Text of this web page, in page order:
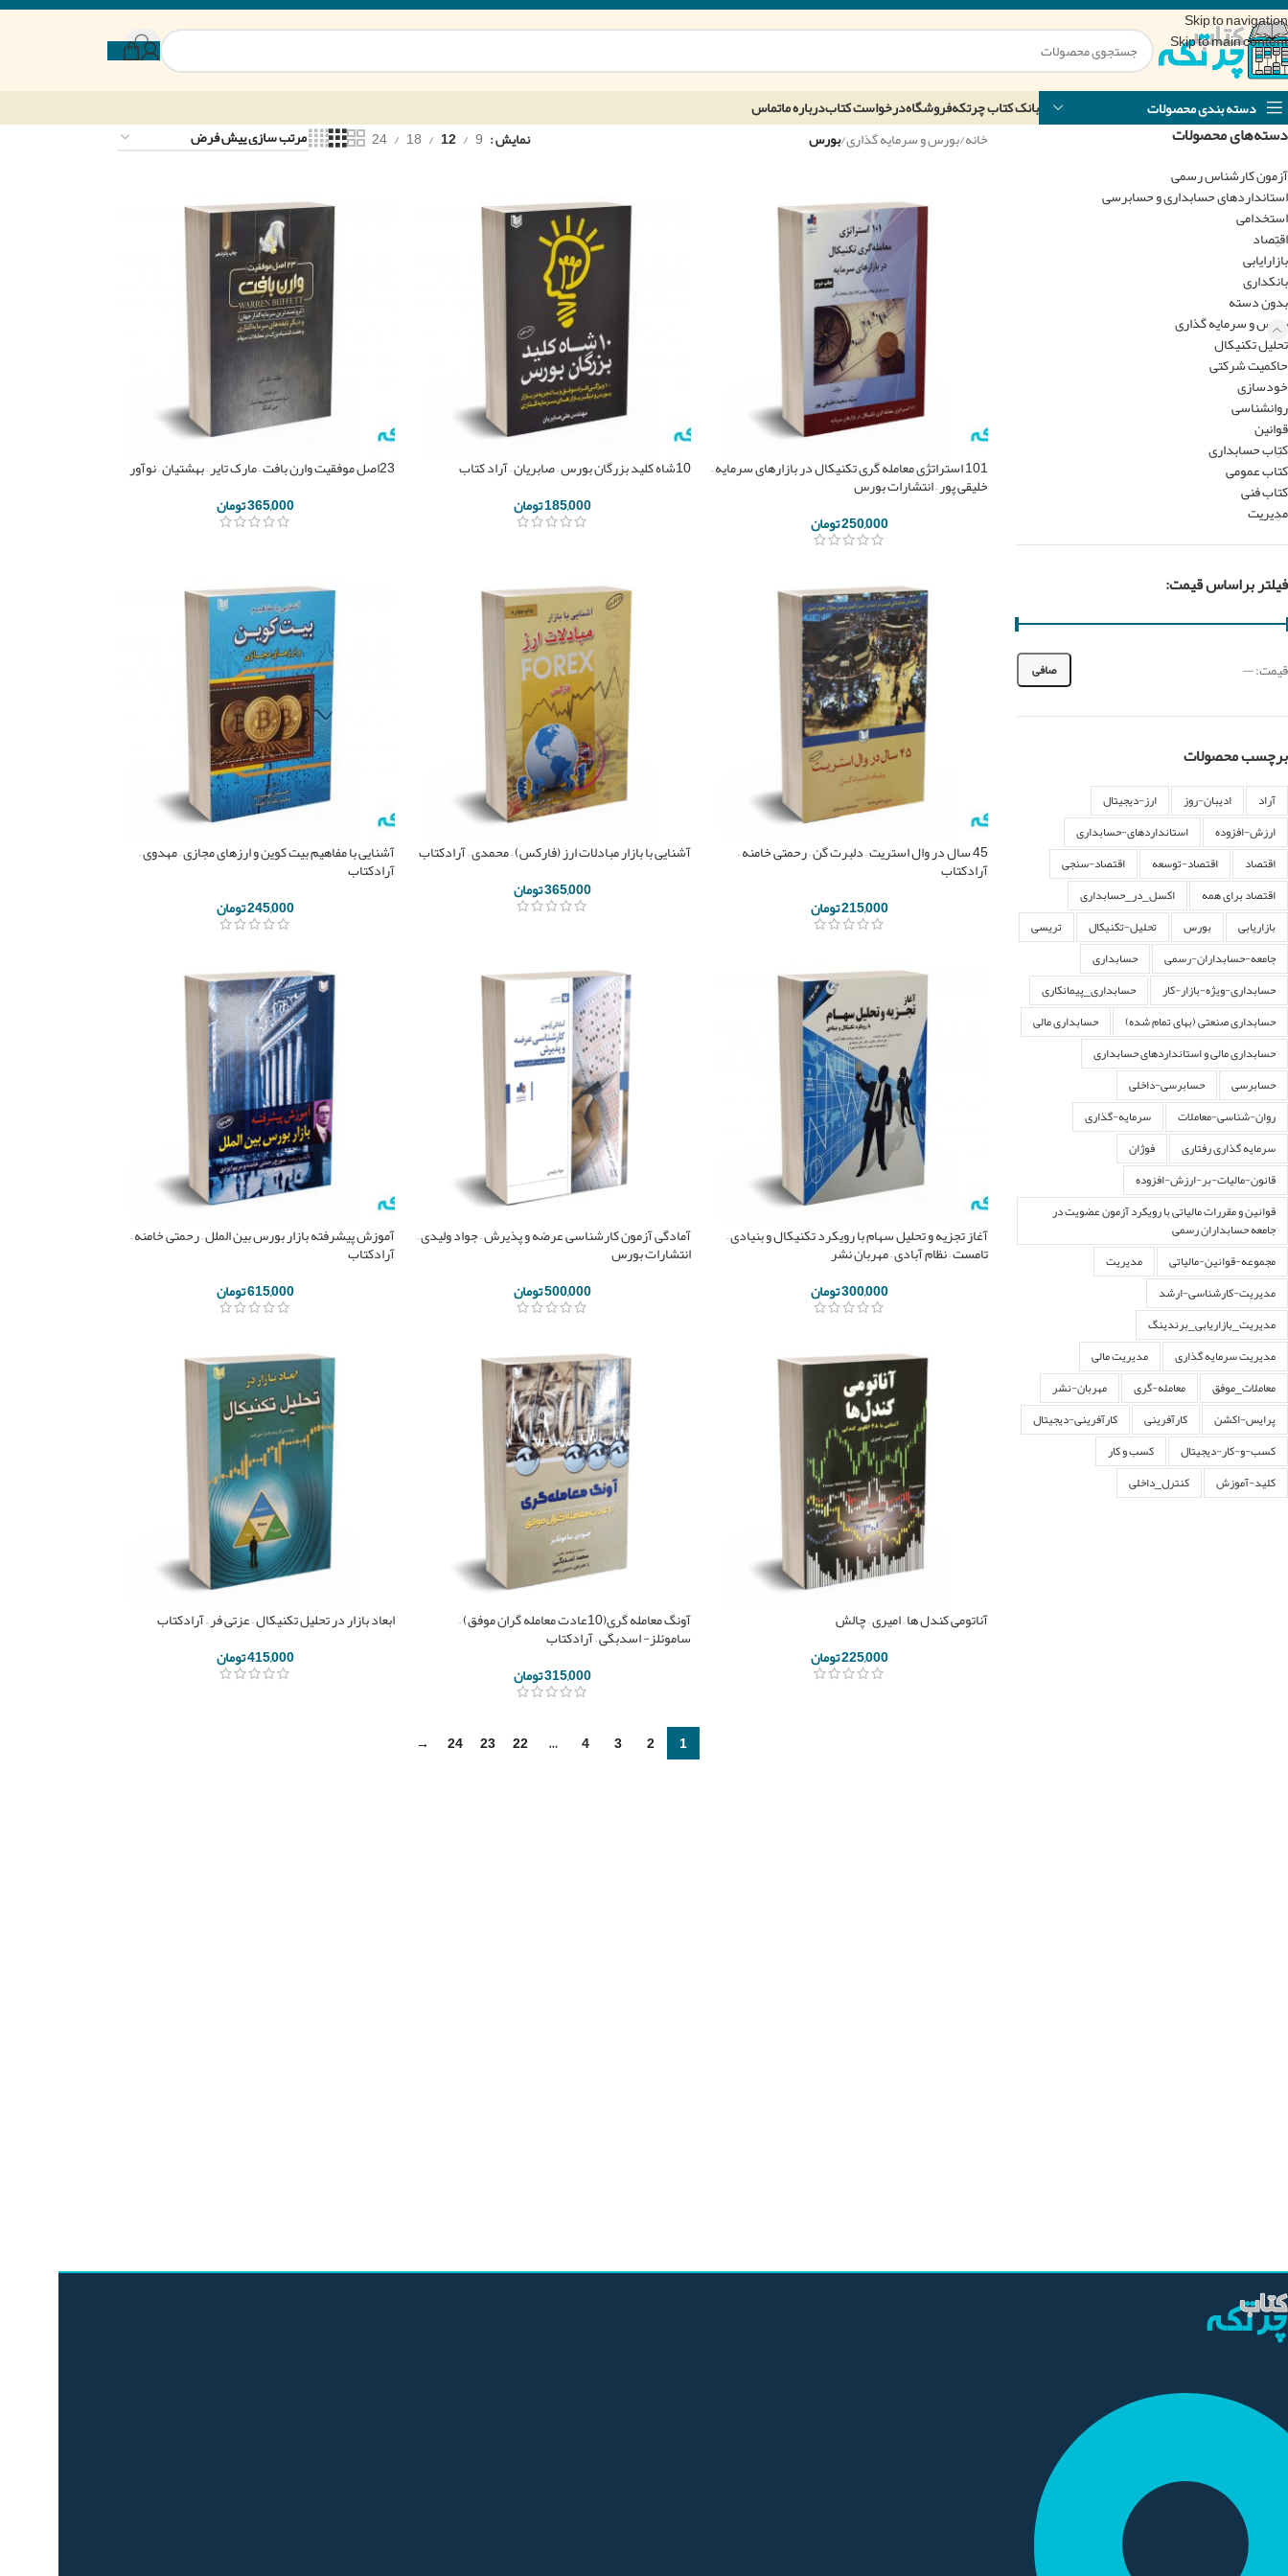
Skip to navigation
Skip to main content
دسته بندی محصولات بانک کتاب چرتکهفروشگاهدرخواست کتابدرباره ماتماس
دسته‌های محصولات
آزمون کارشناس رسمی
استانداردهای حسابداری و حسابرسی
استخدامی
اقتصاد
بازارایابی
بانکداری
بدون دسته
بورس و سرمایه گذاری
تحلیل تکنیکال
حاکمیت شرکتی
خودسازی
روانشناسی
قوانین
کتاب حسابداری
کتاب عمومی
کتاب فنی
مدیریت
فیلتر براساس قیمت:
صافی قيمت:—
برچسب محصولات
آراد ادیبان-روز
ارز-دیجیتال
ارزش-افزوده
استانداردهای-حسابداری
اقتصاد
اقتصاد-توسعه
اقتصاد-سنجی
اقتصاد برای همه
اکسل_در_حسابداری
بازاریابی
بورس تحلیل-تکنیکال
تریسی
جامعه-حسابداران-رسمی
حسابداری
حسابداری-ویژه-بازار-کار
حسابداری_پیمانکاری
حسابداری صنعتی (بهای تمام شده)
حسابداری مالی
حسابداری مالی و استانداردهای حسابداری
حسابرسی
حسابرسی-داخلی
روان-شناسی-معاملات
سرمایه-گذاری
سرمایه گذاری رفتاری
فوژان
قانون-مالیات-بر-ارزش-افزوده
قوانین و مقررات مالیاتی با رویکرد آزمون عضویت در
جامعه حسابداران رسمی
مجموعه-قوانین-مالیاتی
مدیریت
مدیریت-کارشناسی-ارشد
مدیریت_بازاریابی_برندینگ
مدیریت سرمایه گذاری
مدیریت مالی
معاملات_موفق
معامله-گری
مهربان-نشر
پرایس-اکشن
کارآفرینی
کارآفرینی-دیجیتال
کسب-و-کار-دیجیتال
کسب و کار
کلید-آموزش
کنترل_داخلی
خانه/بورس و سرمایه گذاری/بورس نمایش 9
12
18
24
101 استراتژی معامله گری تکنیکال در بازارهای سرمایه –
خلیقی پور – انتشارات بورس
250,000تومان
10شاه کلید بزرگان بورس – صابریان – آراد کتاب
185,000تومان
23اصل موفقیت وارن بافت – مارک تایر – بهشتیان – نوآور
365,000تومان
45 سال در وال استریت – دلبرت گن – رحمتی خامنه –
آرادکتاب
215,000تومان
آشنایی با بازار مبادلات ارز (فارکس) – محمدی – آرادکتاب
365,000تومان
آشنایی با مفاهیم بیت کوین و ارزهای مجازی – مهدوی –
آرادکتاب
245,000تومان
آغاز تجزیه و تحلیل سهام با رویکرد تکنیکال و بنیادی –
تامست – نظام آبادی – مهربان نشر
300,000تومان
آمادگی آزمون کارشناسی عرضه و پذیرش – جواد ولیدی –
انتشارات بورس
500,000تومان
آموزش پیشرفته بازار بورس بین الملل – رحمتی خامنه –
آرادکتاب
615,000تومان
آناتومی کندل ها – امیری – چالش
225,000تومان
آونگ معامله گری(10عادت معامله گران موفق) –
ساموئلز- اسدبگی – آرادکتاب
315,000تومان
ابعاد بازار در تحلیل تکنیکال – عزتی فر – آرادکتاب
415,000تومان
1
2
3
4
…
22
23
24
→